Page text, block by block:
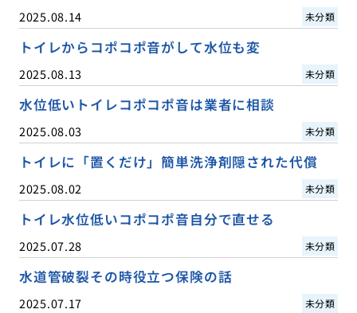
2025.08.14 未分類
トイレからコポコポ音がして水位も変
2025.08.13 未分類
水位低いトイレコポコポ音は業者に相談
2025.08.03 未分類
トイレに「置くだけ」簡単洗浄剤隠された代償
2025.08.02 未分類
トイレ水位低いコポコポ音自分で直せる
2025.07.28 未分類
水道管破裂その時役立つ保険の話
2025.07.17 未分類